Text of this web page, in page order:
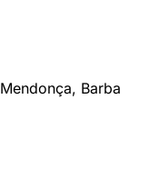
Barba